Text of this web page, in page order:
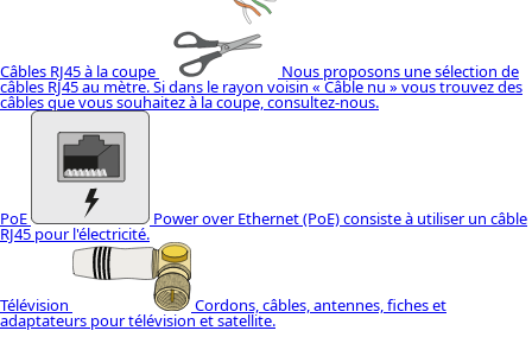
Câbles RJ45 à la coupe Nous proposons une sélection de
câbles RJ45 au mètre. Si dans le rayon voisin « Câble nu » vous trouvez des
câbles que vous souhaitez à la coupe, consultez-nous.
PoE Power over Ethernet (PoE) consiste à utiliser un câble
RJ45 pour l'électricité.
Télévision Cordons, câbles, antennes, fiches et
adaptateurs pour télévision et satellite.